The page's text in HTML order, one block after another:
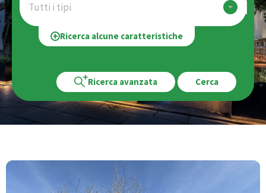
Tutti i tipi
Ricerca alcune caratteristiche
Ricerca avanzata Cerca